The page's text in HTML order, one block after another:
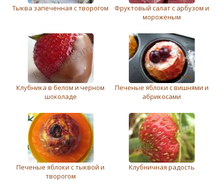
Тыква запеченная с творогом
Фруктовый салат с арбузом и
мороженым
Клубника в бeлом и чeрном
шоколадe
Печеные яблоки с вишнями и
абрикосами
Печеные яблоки с тыквой и
творогом
Клубничная радость